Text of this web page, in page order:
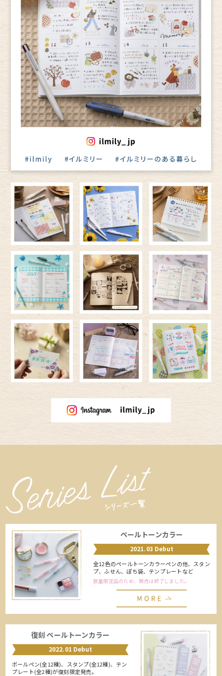
ペールトーンカラー
2021.03 Debut
全12色のペールトーンカラーペンの他、スタン
プ、ふせん、ぽち袋、テンプレートなど
数量限定品のため、販売は終了しました。
復刻 ペールトーンカラー
2022.01 Debut
ボールペン(全12種)、スタンプ(全12種)、テン
プレート(全2種)が復刻限定発売。